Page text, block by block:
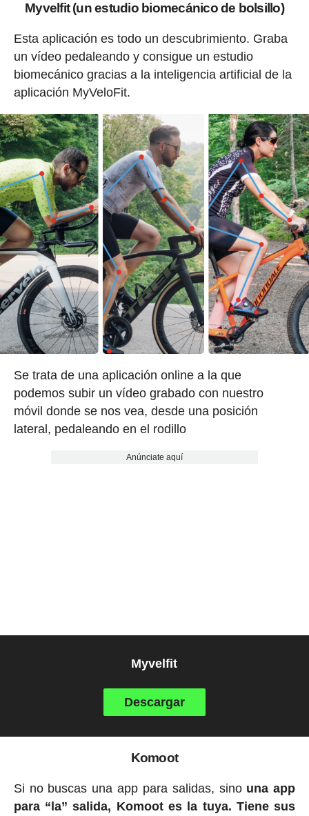
Myvelfit (un estudio biomecánico de bolsillo)
Esta aplicación es todo un descubrimiento. Graba
un vídeo pedaleando y consigue un estudio
biomecánico gracias a la inteligencia artificial de la
aplicación MyVeloFit.
Se trata de una aplicación online a la que
podemos subir un vídeo grabado con nuestro
móvil donde se nos vea, desde una posición
lateral, pedaleando en el rodillo
Anúnciate aquí
Myvelfit
Descargar
Komoot
Si no buscas una app para salidas, sino una app
para “la” salida, Komoot es la tuya. Tiene sus